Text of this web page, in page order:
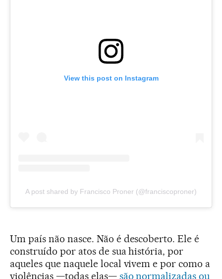
View this post on Instagram
A post shared by Francisco Proner (@franciscoproner)
Um país não nasce. Não é descoberto. Ele é
construído por atos de sua história, por
aqueles que naquele local vivem e por como a
violências —todas elas— são normalizadas ou